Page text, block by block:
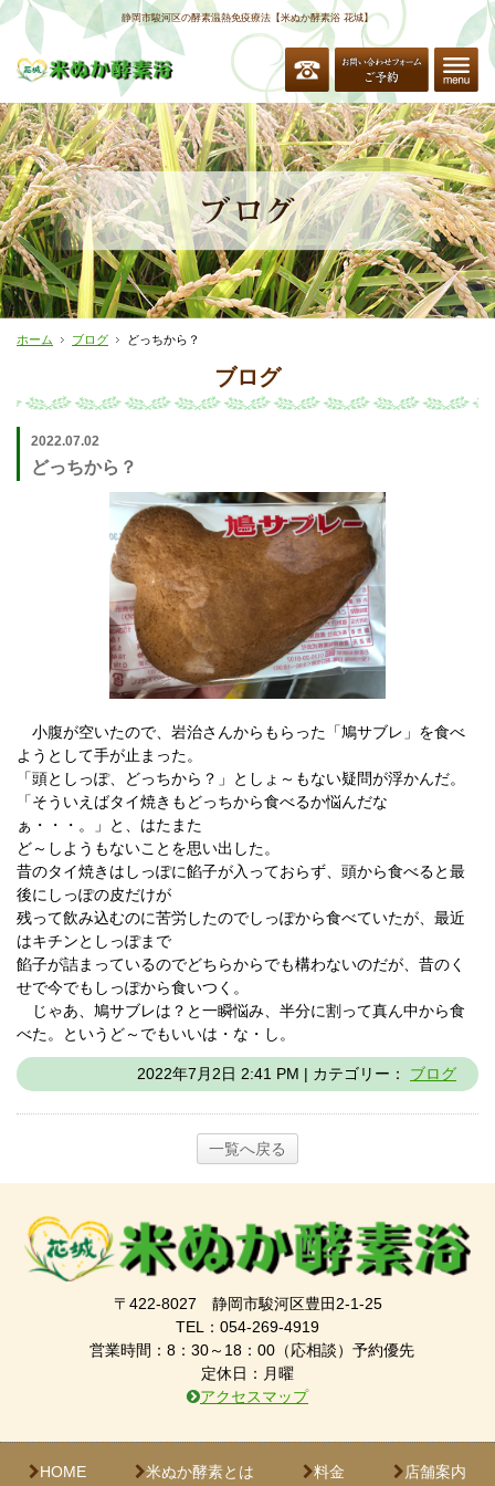
静岡市駿河区の酵素温熱免疫療法【米ぬか酵素浴 花城】
ホーム ブログ どっちから？
ブログ
2022.07.02
どっちから？
小腹が空いたので、岩治さんからもらった「鳩サブレ」を食べ
ようとして手が止まった。
「頭としっぽ、どっちから？」としょ～もない疑問が浮かんだ。
「そういえばタイ焼きもどっちから食べるか悩んだな
ぁ・・・。」と、はたまた
ど～しようもないことを思い出した。
昔のタイ焼きはしっぽに餡子が入っておらず、頭から食べると最
後にしっぽの皮だけが
残って飲み込むのに苦労したのでしっぽから食べていたが、最近
はキチンとしっぽまで
餡子が詰まっているのでどちらからでも構わないのだが、昔のく
せで今でもしっぽから食いつく。
じゃあ、鳩サブレは？と一瞬悩み、半分に割って真ん中から食
べた。というど～でもいいは・な・し。
2022年7月2日 2:41 PM | カテゴリー： ブログ
一覧へ戻る
〒422-8027 静岡市駿河区豊田2-1-25
TEL：054-269-4919
営業時間：8：30～18：00（応相談）予約優先
定休日：月曜
アクセスマップ
HOME 米ぬか酵素とは 料金 店舗案内